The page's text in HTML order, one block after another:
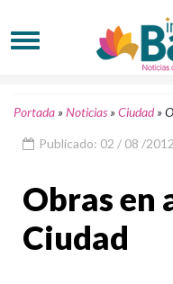
Portada »Noticias »Ciudad»
Publicado: 02 / 08 /2012
Obras en
Ciudad